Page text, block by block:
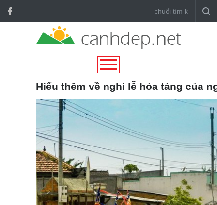
Hiểu thêm về nghi lễ hỏa táng của